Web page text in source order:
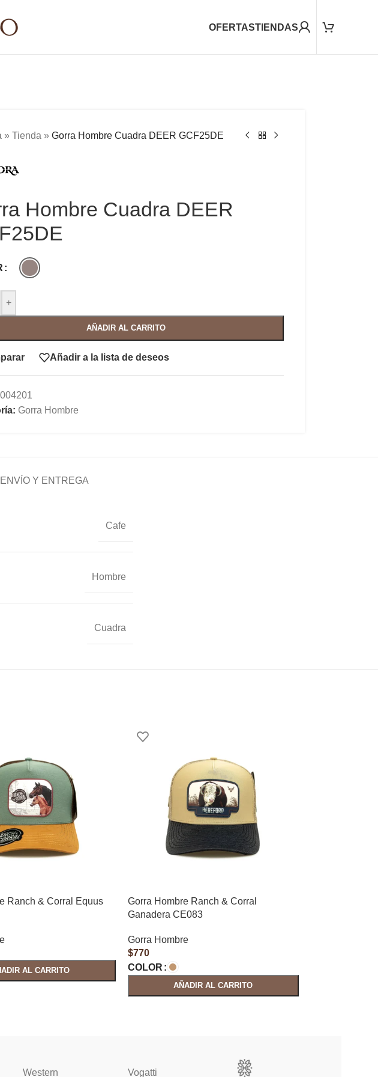
OFERTASTIENDAS
» Tienda » Gorra Hombre Cuadra DEER GCF25DE
Hombre Cuadra DEER
+
AÑADIR AL CARRITO
Añadir a la lista de deseos
Gorra Hombre
ENVÍO Y ENTREGA
Cafe
Hombre
Cuadra
Ranch & Corral Equus
AL CARRITO
Gorra Hombre Ranch & Corral
Ganadera CE083
Gorra Hombre
$770
COLOR
AÑADIR AL CARRITO
Western Vogatti